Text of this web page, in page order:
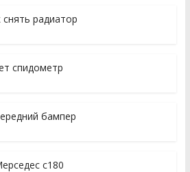
радиатор
спидометр
бампер
с180